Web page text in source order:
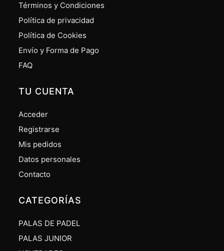
Términos y Condiciones
Política de privacidad
Política de Cookies
Envío y Forma de Pago
FAQ
TU CUENTA
Acceder
Registrarse
Mis pedidos
Datos personales
Contacto
CATEGORÍAS
PALAS DE PADEL
PALAS JUNIOR